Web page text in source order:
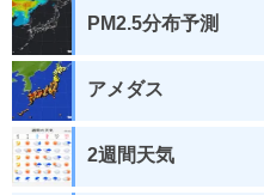
PM2.5分布予測
アメダス
2週間天気